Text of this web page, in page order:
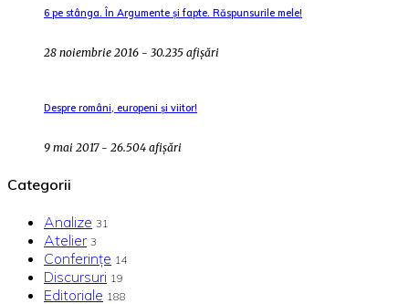
6 pe stânga. În Argumente și fapte. Răspunsurile mele!
28 noiembrie 2016 - 30.235 afișări
Despre români, europeni și viitor!
9 mai 2017 - 26.504 afișări
Categorii
Analize 31
Atelier 3
Conferințe 14
Discursuri 19
Editoriale 188